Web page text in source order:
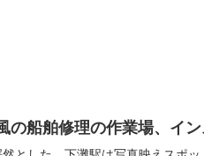
の船舶修理の作業場、イ